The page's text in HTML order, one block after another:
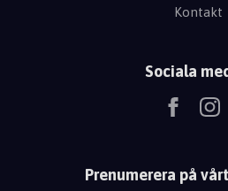
Kontakt
Sociala
Prenumerera på